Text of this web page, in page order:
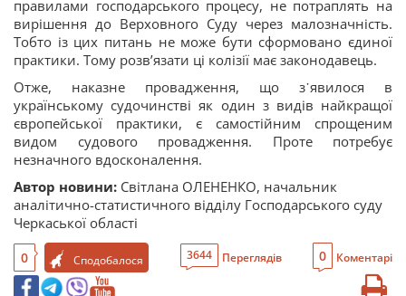
правилами господарського процесу, не потраплять на
вирішення до Верховного Суду через малозначність.
Тобто із цих питань не може бути сформовано єдиної
практики. Тому розв’язати ці колізії має законодавець.
Отже, наказне провадження, що з᾽явилося в
українському судочинстві як один з видів найкращої
європейської практики, є самостійним спрощеним
видом судового провадження. Проте потребує
незначного вдосконалення.
Автор новини: Світлана ОЛЕНЕНКО, начальник
аналітично-статистичного відділу Господарського суду
Черкаської області
0 Сподобалося 3644 Переглядів 0 Коментарі